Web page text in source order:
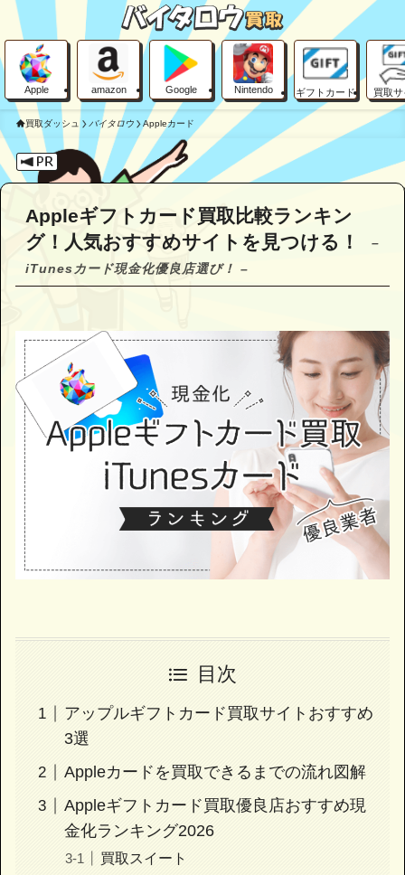
Apple amazon Google Nintendo ギフトカード 買取
買取ダッシュ バイタロウ Appleカード
Appleギフトカード買取比較ランキン
グ！人気おすすめサイトを見つける！
–
iTunesカード現金化優良店選び！ –
目次
アップルギフトカード買取サイトおすすめ
3選
Appleカードを買取できるまでの流れ図解
Appleギフトカード買取優良店おすすめ現
金化ランキング2026
買取スイート